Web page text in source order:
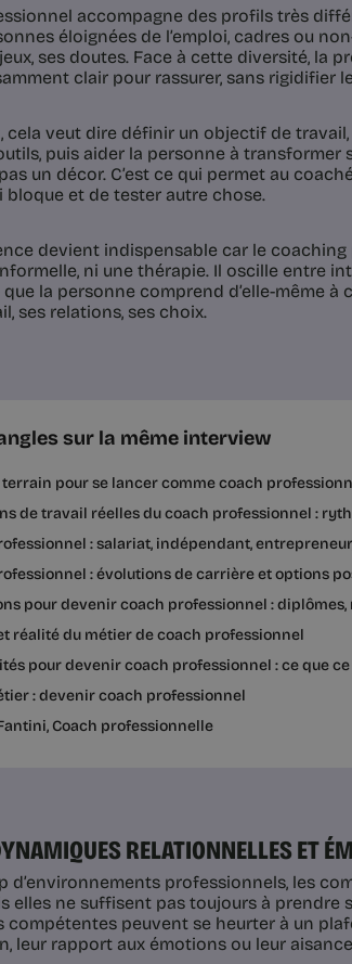
accompagne des profils très
éloignées de l’emploi, cadres ou
ses doutes. Face à cette diversité, la
clair pour rassurer, sans rigidifier
cela veut dire définir un objectif de
puis aider la personne à transformer
un décor. C’est ce qui permet au
bloque et de tester autre chose.
devient indispensable car le coaching
ni une thérapie. Il oscille entre
la personne comprend d’elle-même à
ses relations, ses choix.
sur la même interview
terrain pour se lancer comme coach
de travail réelles du coach professionnel :
: salariat, indépendant,
: évolutions de carrière et options
pour devenir coach professionnel :
réalité du métier de coach professionnel
pour devenir coach professionnel : ce que
: devenir coach professionnel
Coach professionnelle
RELATIONNELLES ET
d’environnements professionnels, les
elles ne suffisent pas toujours à prendre
compétentes peuvent se heurter à un
leur rapport aux émotions ou leur